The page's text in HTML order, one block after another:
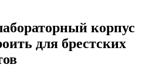
корпус
для брестских